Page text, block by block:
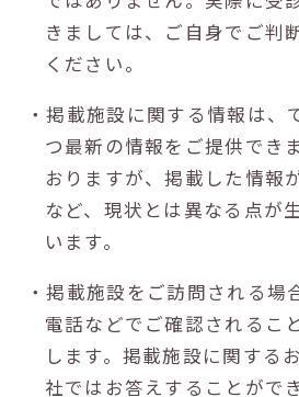
きましては、ご自身でご判
ください。
・掲載施設に関する情報は、
つ最新の情報をご提供でき
おりますが、掲載した情報
など、現状とは異なる点が
います。
・掲載施設をご訪問される場
電話などでご確認されるこ
します。掲載施設に関する
社ではお答えすることがで